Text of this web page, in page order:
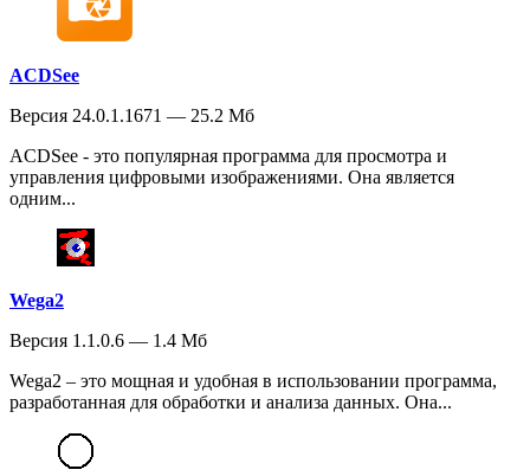
ACDSee
Версия 24.0.1.1671 — 25.2 Мб
ACDSee - это популярная программа для просмотра и
управления цифровыми изображениями. Она является
одним...
Wega2
Версия 1.1.0.6 — 1.4 Мб
Wega2 – это мощная и удобная в использовании программа,
разработанная для обработки и анализа данных. Она...